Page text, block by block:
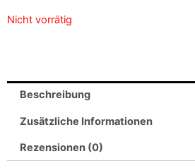
Nicht vorrätig
Beschreibung
Zusätzliche Informationen
Rezensionen (0)